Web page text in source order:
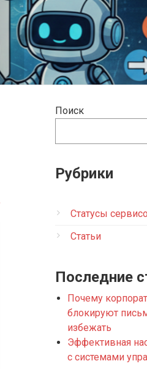
Поиск
Рубрики
Статусы
Статьи
Последние
Почему
блокируют
избежать
Эффективная
с системами